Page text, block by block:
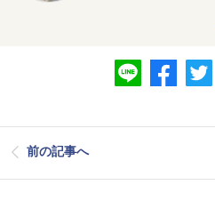
前の記事へ